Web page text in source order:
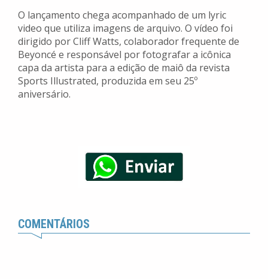
O lançamento chega acompanhado de um lyric
video que utiliza imagens de arquivo. O vídeo foi
dirigido por Cliff Watts, colaborador frequente de
Beyoncé e responsável por fotografar a icônica
capa da artista para a edição de maiô da revista
Sports Illustrated, produzida em seu 25º
aniversário.
COMENTÁRIOS